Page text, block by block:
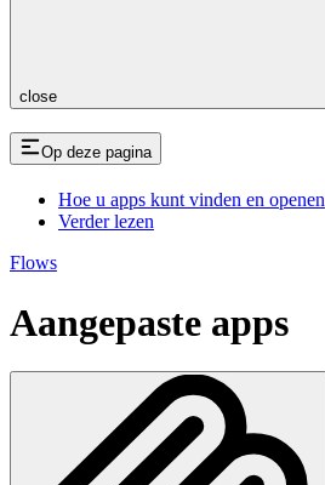
close
Op deze pagina
Hoe u apps kunt vinden en openen
Verder lezen
Flows
Aangepaste apps